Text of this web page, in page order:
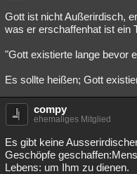
Gott ist nicht Außerirdisch,
was er erschaffenhat ist ein
"Gott existierte lange bevor
Es sollte heißen; Gott
compy
ehemaliges Mitglied
Es gibt keine
Geschöpfe
Lebens: um Ihm zu dienen.